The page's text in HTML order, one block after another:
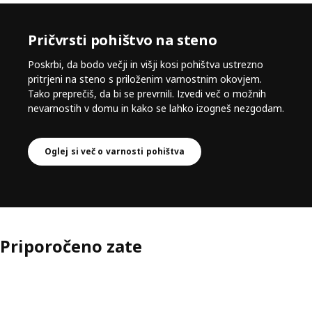
Pričvrsti pohištvo na steno
Poskrbi, da bodo večji in višji kosi pohištva ustrezno
pritrjeni na steno s priloženim varnostnim okovjem.
Tako preprečiš, da bi se prevrnili. Izvedi več o možnih
nevarnostih v domu in kako se lahko izogneš nezgodam.
Oglej si več o varnosti pohištva
Priporočeno zate